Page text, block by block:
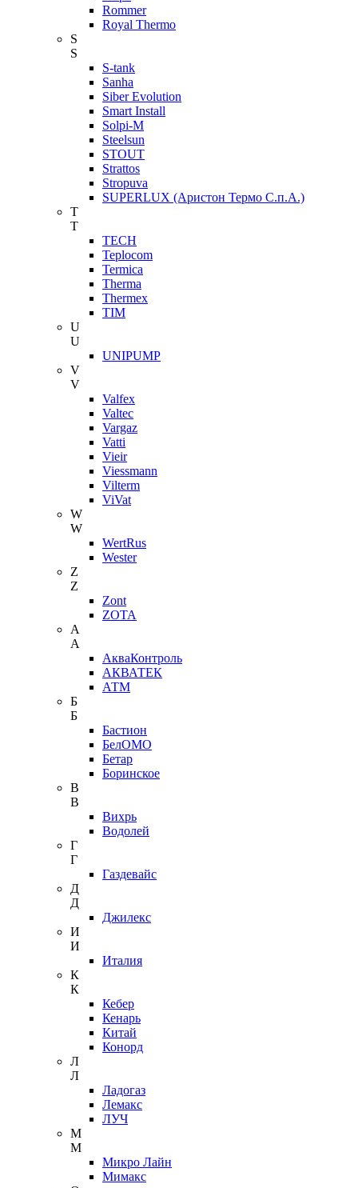
Rommer
Royal Thermo
S
S
S-tank
Sanha
Siber Evolution
Smart Install
Solpi-M
Steelsun
STOUT
Strattos
Stropuva
SUPERLUX (Аристон Термо С.п.А.)
T
T
TECH
Teplocom
Termica
Therma
Thermex
TIM
U
U
UNIPUMP
V
V
Valfex
Valtec
Vargaz
Vatti
Vieir
Viessmann
Vilterm
ViVat
W
W
WertRus
Wester
Z
Z
Zont
ZOTA
А
А
АкваКонтроль
АКВАТЕК
АТМ
Б
Б
Бастион
БелОМО
Бетар
Боринское
В
В
Вихрь
Водолей
Г
Г
Газдевайс
Д
Д
Джилекс
И
И
Италия
К
К
Кебер
Кенарь
Китай
Конорд
Л
Л
Ладогаз
Лемакс
ЛУЧ
М
М
Микро Лайн
Мимакс